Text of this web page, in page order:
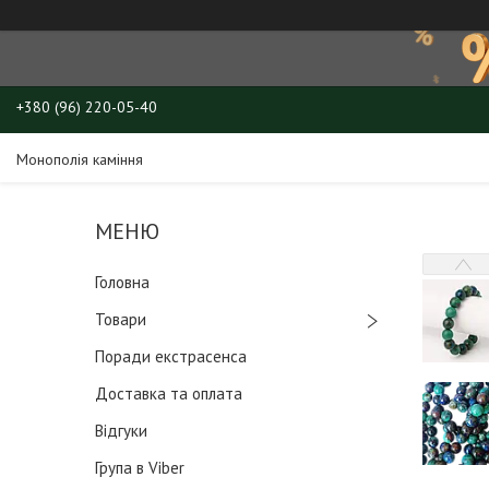
+380 (96) 220-05-40
Монополія каміння
Головна
Товари
Поради екстрасенса
Доставка та оплата
Відгуки
Група в Viber